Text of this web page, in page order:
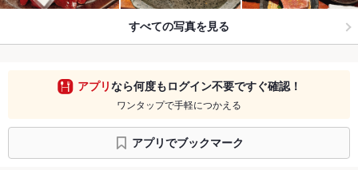
すべての写真を見る
アプリなら何度もログイン不要ですぐ確認！
ワンタップで手軽につかえる
アプリでブックマーク